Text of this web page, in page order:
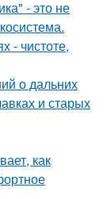
- это не
- чистоте,
о дальних
и старых
как